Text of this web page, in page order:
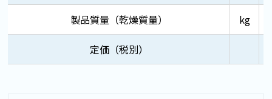
製品質量（乾燥質量） kg
定価（税別）